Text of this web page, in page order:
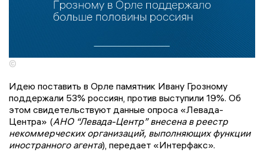
©
Идею поставить в Орле памятник Ивану Грозному
поддержали 53% россиян, против выступили 19%. Об
этом свидетельствуют данные опроса «Левада-
Центра» (АНО “Левада-Центр” внесена в реестр
некоммерческих организаций, выполняющих функции
иностранного агента), передает «Интерфакс».